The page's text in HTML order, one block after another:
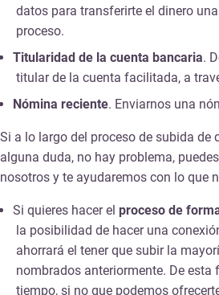
datos para transferirte el dinero
proceso.
Titularidad de la cuenta bancaria.
titular de la cuenta facilitada, a
Nómina reciente. Enviarnos una
Si a lo largo del proceso de subida de
alguna duda, no hay problema,
nosotros y te ayudaremos con lo que
Si quieres hacer el proceso de
la posibilidad de hacer una
ahorrará el tener que subir la
nombrados anteriormente. De
tiempo, si no que podemos